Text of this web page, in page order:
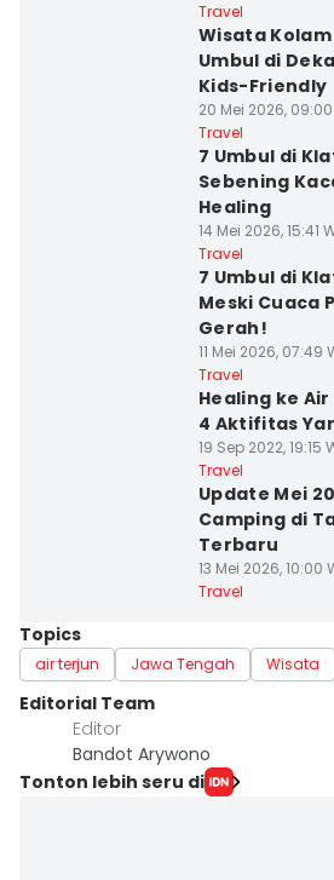
Travel
Wisata
Umbul di
Kids-Friendly
20 Mei 2026, 09:00
Travel
7 Umbul di
Sebening
Healing
14 Mei 2026, 15:41
Travel
7 Umbul di
Meski Cuaca
Gerah!
11 Mei 2026, 07:49
Travel
Healing ke
4 Aktifitas
19 Sep 2022, 19:15
Travel
Update Mei
Camping di
Terbaru
13 Mei 2026, 10:00
Travel
Topics
air terjun Jawa Tengah Wisata
Editorial Team
Editor
Bandot Arywono
Tonton lebih seru di